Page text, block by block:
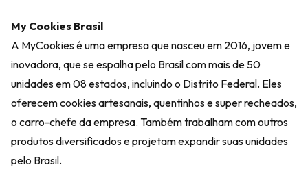
My Cookies Brasil
A MyCookies é uma empresa que nasceu em 2016, jovem e
inovadora, que se espalha pelo Brasil com mais de 50
unidades em 08 estados, incluindo o Distrito Federal. Eles
oferecem cookies artesanais, quentinhos e super recheados,
o carro-chefe da empresa. Também trabalham com outros
produtos diversificados e projetam expandir suas unidades
pelo Brasil.